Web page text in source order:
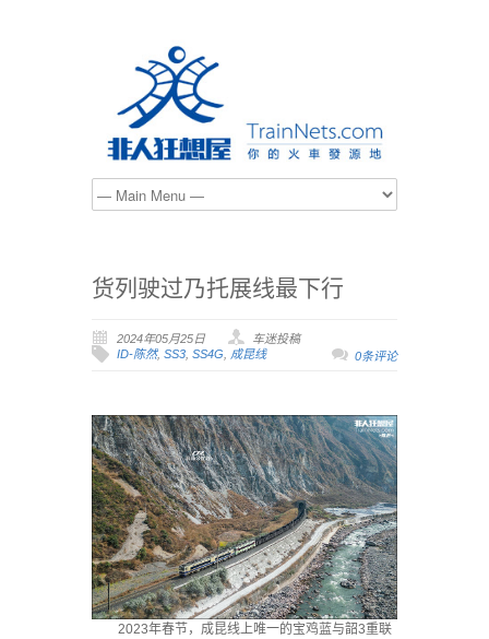
货列驶过乃托展线最下行
2024年05月25日
车迷投稿
ID-陈然, SS3, SS4G, 成昆线 0条评论
2023年春节，成昆线上唯一的宝鸡蓝与韶3重联